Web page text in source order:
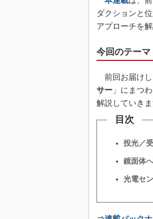
ダクションと
アプローチを
今回のテーマ
前回お届けし
サー 」にまつ
解説していきま
目次
投光／
鏡面体
光電セ